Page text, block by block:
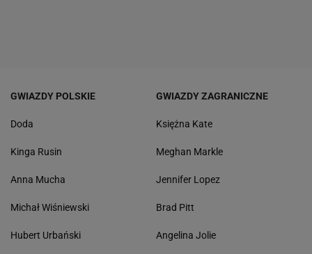
GWIAZDY POLSKIE
Doda
Kinga Rusin
Anna Mucha
Michał Wiśniewski
Hubert Urbański
GWIAZDY ZAGRANICZNE
Księżna Kate
Meghan Markle
Jennifer Lopez
Brad Pitt
Angelina Jolie